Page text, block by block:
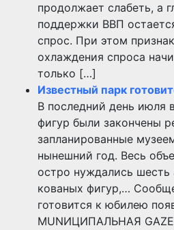
продолжает слабеть, а
поддержки ВВП
спрос. При этом
охлаждения спроса
только […]
Известный парк
В последний день июля
фигур были закончены
запланированные
нынешний год. Весь
остро нуждались шесть
кованых фигур,…
готовится к юбилею
MUNИЦИПАЛЬНАЯ